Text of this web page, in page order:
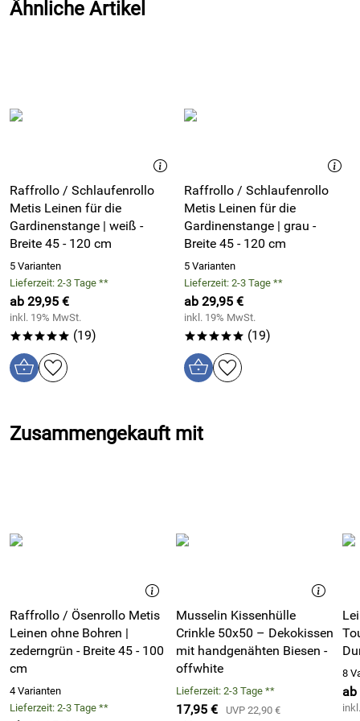
Ton oder in einem harmonischen Mix aus verschiedenen
Farben und Formen. Durch Einzelverkauf unserer
Vorteile Kutti Leinen soft Touch Kissenbezug - Farbe
Dunkelgrau – Natur pur für erholsamen Schlaf
Temperaturregulierend
– Kühle im Sommer, Wärme im
Winter für ein ideales Schlafklima.
Hautfreundlich
– Ohne schädliche Chemikalien, OEKO-
TEX® und EUROPEAN FLAX™ zertifizierter Leinenstoff
Antistatisch und antibakteriell– Sorgt für ein natürliches,
empfindlicher Haut.
Besonders weich und geschmeidig
AIRO® Finish - wird mechanisch, nicht chemisch
Praktischer Hotelverschluss
Reißverschlüsse oder Knöpfe
Nachhaltig produziert
– 100 % mechanische
Fasergewinnung ohne Chemikalien.
Schnelltrocknend
– Spart Energie und trocknet ohne
Trockner.
Knitteroptik ohne Bügeln
– Perfekt für lässigen Look.
Ähnliche Artikel
Raffrollo / Schlaufenrollo
Metis Leinen für die
Gardinenstange | weiß -
Breite 45 - 120 cm
5 Varianten
Lieferzeit: 2-3 Tage **
ab 29,95 €
inkl. 19% MwSt.
***** (19)
Raffrollo / Schlaufenrollo
Metis Leinen für die
Gardinenstange | grau -
Breite 45 - 120 cm
5 Varianten
Lieferzeit: 2-3 Tage **
ab 29,95 €
inkl. 19% MwSt.
***** (19)
Zusammengekauft mit
Raffrollo / Ösenrollo Metis
Leinen ohne Bohren |
zederngrün - Breite 45 - 100
cm
4 Varianten
Lieferzeit: 2-3 Tage **
Musselin Kissenhülle
Crinkle 50x50 – Dekokissen
mit handgenähten Biesen -
offwhite
Lieferzeit: 2-3 Tage **
17,95 €
UVP 22,90 €
8
ab